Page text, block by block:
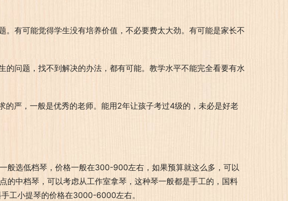
。有可能觉得学生没有培养价值，不必要费太大劲。有可能是家长不
的问题，找不到解决的办法，都有可能。教学水平不能完全看要有水
的严，一般是优秀的老师。能用2年让孩子考过4级的，未必是好老
般选低档琴，价格一般在300-900左右，如果预算就这么多，可以
的中档琴，可以考虑从工作室拿琴，这种琴一般都是手工的，国料
工小提琴的价格在3000-6000左右。